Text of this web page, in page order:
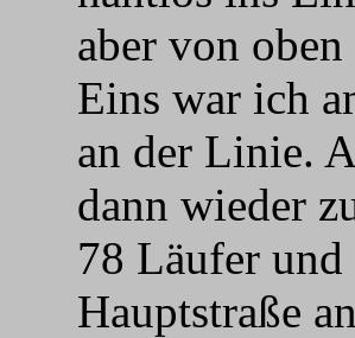
aber von
Eins war ich
an der Linie.
dann wieder
78 Läufer und
Hauptstraße